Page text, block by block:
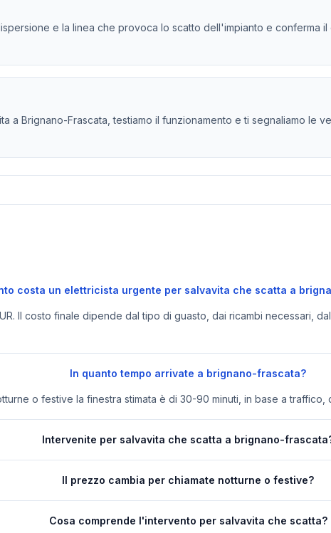
e la linea che provoca lo scatto dell'impianto e conferma
a Brignano-Frascata, testiamo il funzionamento e ti segnaliamo le
costa un elettricista urgente per salvavita che scatta a
Il costo finale dipende dal tipo di guasto, dai ricambi necessari,
In quanto tempo arrivate a brignano-frascata?
o festive la finestra stimata è di 30-90 minuti, in base a
Intervenite per salvavita che scatta a brignano-
Il prezzo cambia per chiamate notturne o festive?
Cosa comprende l'intervento per salvavita che scatta?